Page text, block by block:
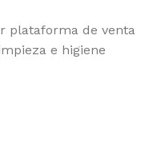
plataforma de venta
e higiene